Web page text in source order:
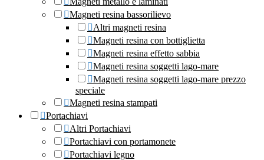
Magneti resina bassorilievo
Altri magneti resina
Magneti resina con bottiglietta
Magneti resina effetto sabbia
Magneti resina soggetti lago-mare
Magneti resina soggetti lago-mare prezzo
speciale
Magneti resina stampati
Portachiavi
Altri Portachiavi
Portachiavi con portamonete
Portachiavi legno